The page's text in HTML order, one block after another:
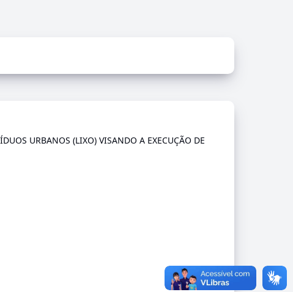
URBANOS (LIXO) VISANDO A EXECUÇÃO DE